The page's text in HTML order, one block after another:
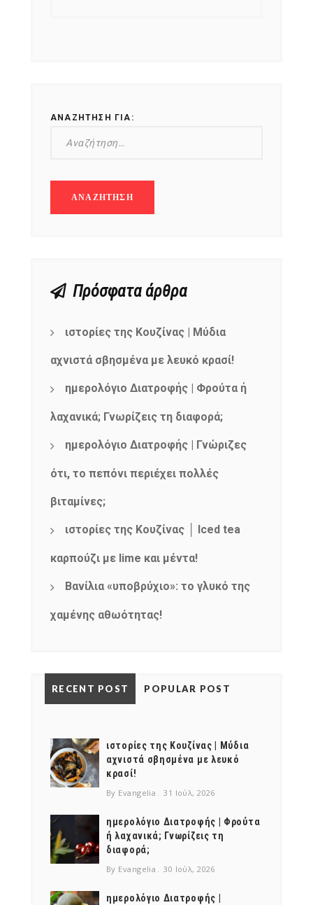
ΑΝΑΖΉΤΗΣΗ ΓΙΑ:
Πρόσφατα άρθρα
ιστορίες της Κουζίνας | Μύδια
αχνιστά σβησμένα με λευκό κρασί!
ημερολόγιο Διατροφής | Φρούτα ή
λαχανικά; Γνωρίζεις τη διαφορά;
ημερολόγιο Διατροφής | Γνώριζες
ότι, το πεπόνι περιέχει πολλές
βιταμίνες;
ιστορίες της Κουζίνας │ Iced tea
καρπούζι με lime και μέντα!
Βανίλια «υποβρύχιο»: το γλυκό της
χαμένης αθωότητας!
RECENT POST POPULAR POST
ιστορίες της Κουζίνας | Μύδια
αχνιστά σβησμένα με λευκό
κρασί!
By Evangelia 31 Ιούλ, 2026
ημερολόγιο Διατροφής | Φρούτα
ή λαχανικά; Γνωρίζεις τη
διαφορά;
By Evangelia 30 Ιούλ, 2026
ημερολόγιο Διατροφής |
NEWSLETTER
Get ti
mel
y updates
fro
m
your favorite
products